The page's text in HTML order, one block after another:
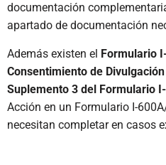
documentación
apartado de documentación
Además existen el Formulario
Consentimiento de
Suplemento 3 del Formulario
Acción en un Formulario I-
necesitan completar en casos